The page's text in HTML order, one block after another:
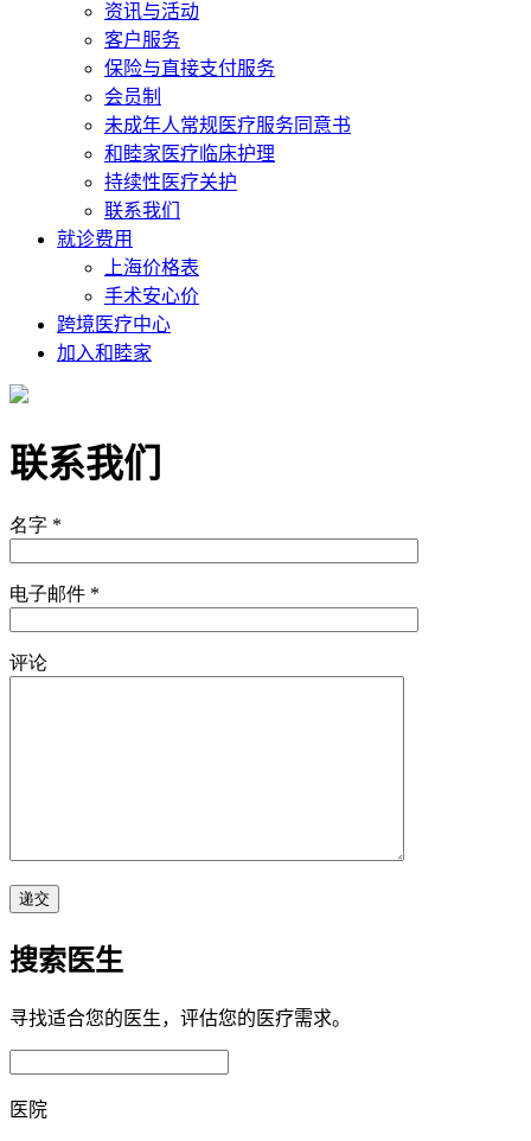
资讯与活动
客户服务
保险与直接支付服务
会员制
未成年人常规医疗服务同意书
和睦家医疗临床护理
持续性医疗关护
联系我们
就诊费用
上海价格表
手术安心价
跨境医疗中心
加入和睦家
联系我们
名字 *
电子邮件 *
评论
搜索医生
寻找适合您的医生，评估您的医疗需求。
医院